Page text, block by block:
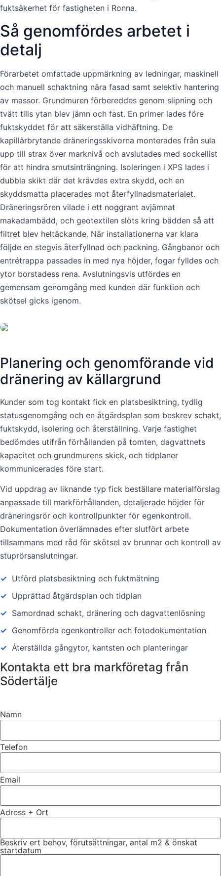
fuktsäkerhet för fastigheten i Ronna.
Så genomfördes arbetet i
detalj
Förarbetet omfattade uppmärkning av ledningar, maskinell
och manuell schaktning nära fasad samt selektiv hantering
av massor. Grundmuren förbereddes genom slipning och
tvätt tills ytan blev jämn och fast. En primer lades före
fuktskyddet för att säkerställa vidhäftning. De
kapillärbrytande dräneringsskivorna monterades från sula
upp till strax över marknivå och avslutades med sockellist
för att hindra smutsinträngning. Isoleringen i XPS lades i
dubbla skikt där det krävdes extra skydd, och en
skyddsmatta placerades mot återfyllnadsmaterialet.
Dräneringsrören vilade i ett noggrant avjämnat
makadambädd, och geotextilen slöts kring bädden så att
filtret blev heltäckande. När installationerna var klara
följde en stegvis återfyllnad och packning. Gångbanor och
entrétrappa passades in med nya höjder, fogar fylldes och
ytor borstadess rena. Avslutningsvis utfördes en
gemensam genomgång med kunden där funktion och
skötsel gicks igenom.
Planering och genomförande vid
dränering av källargrund
Kunder som tog kontakt fick en platsbesiktning, tydlig
statusgenomgång och en åtgärdsplan som beskrev schakt,
fuktskydd, isolering och återställning. Varje fastighet
bedömdes utifrån förhållanden på tomten, dagvattnets
kapacitet och grundmurens skick, och tidplaner
kommunicerades före start.
Vid uppdrag av liknande typ fick beställare materialförslag
anpassade till markförhållanden, detaljerade höjder för
dräneringsrör och kontrollpunkter för egenkontroll.
Dokumentation överlämnades efter slutfört arbete
tillsammans med råd för skötsel av brunnar och kontroll av
stuprörsanslutningar.
✓ Utförd platsbesiktning och fuktmätning
✓ Upprättad åtgärdsplan och tidplan
✓ Samordnad schakt, dränering och dagvattenlösning
✓ Genomförda egenkontroller och fotodokumentation
✓ Återställda gångytor, kantsten och planteringar
Kontakta ett bra markföretag från
Södertälje
Namn
Telefon
Email
Adress + Ort
Beskriv ert behov, förutsättningar, antal m2 & önskat
startdatum